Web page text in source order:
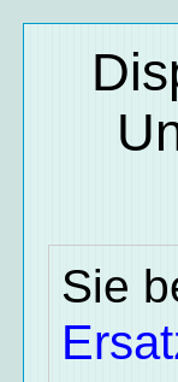
Sie